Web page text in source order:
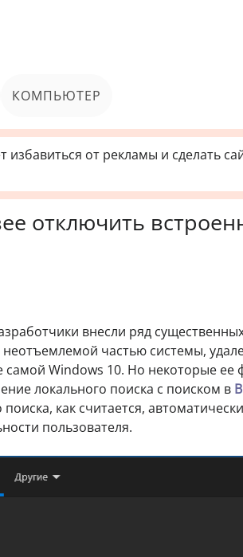
КОМПЬЮТЕР
от рекламы и сделать
отключить
внесли ряд
частью системы,
Windows 10. Но некоторые ее
локального поиска с поиском в
как считается,
пользователя.